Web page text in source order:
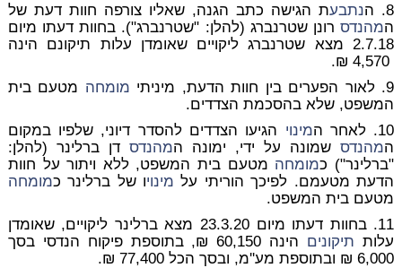
8. ה
נתבעת הגישה כתב הגנה, שאליו צורפה חוות דעת של
המהנדסרונן שטרנברג (להלן: "שטרנברג"). בחוות דעתו מיום
2.7.18 מצא שטרנברג ליקויים שאומדן עלות תיקונם הינה
9. לאור הפערים בין חוות הדעת, מיניתי
מומחה מטעם בית
המשפט, שלא בהסכמת הצדדים.
10. לאחר ה
מינוי הגיעו הצדדים להסדר דיוני, שלפיו במקום
המהנדסשמונה על ידי, ימונה המהנדס דן ברלינר (להלן:
"ברלינר") כמומחה מטעם בית המשפט, ללא ויתור על חוות
הדעת מטעמם. לפיכך הוריתי על מינויו של ברלינר כמומחה
מטעם בית המשפט.
11. בחוות דעתו מיום 23.3.20 מצא ברלינר ליקויים, שאומדן
עלות תיקונים
הינה 60,150 ₪, בתוספת פיקוח הנדסי בסך
6,000 ₪ ובתוספת מע''מ, ובסך הכל 77,400 ₪.